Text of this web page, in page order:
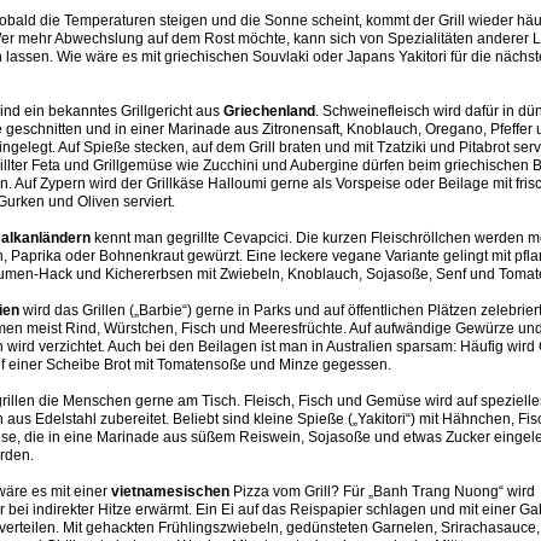
die Temperaturen steigen und die Sonne scheint, kommt der Grill wieder
mehr Abwechslung auf dem Rost möchte, kann sich von Spezialitäten anderer
lassen. Wie wäre es mit griechischen Souvlaki oder Japans Yakitori für die
ein bekanntes Grillgericht aus Griechenland . Schweinefleisch wird dafür in
geschnitten und in einer Marinade aus Zitronensaft, Knoblauch, Oregano, Pfeffer
Auf Spieße stecken, auf dem Grill braten und mit Tzatziki und Pitabrot
Feta und Grillgemüse wie Zucchini und Aubergine dürfen beim griechischen
Auf Zypern wird der Grillkäse Halloumi gerne als Vorspeise oder Beilage mit
und Oliven serviert.
kennt man gegrillte Cevapcici. Die kurzen Fleischröllchen werden
Paprika oder Bohnenkraut gewürzt. Eine leckere vegane Variante gelingt mit
Hack und Kichererbsen mit Zwiebeln, Knoblauch, Sojasoße, Senf und
wird das Grillen („Barbie“) gerne in Parks und auf öffentlichen Plätzen
meist Rind, Würstchen, Fisch und Meeresfrüchte. Auf aufwändige Gewürze
wird verzichtet. Auch bei den Beilagen ist man in Australien sparsam: Häufig wird
einer Scheibe Brot mit Tomatensoße und Minze gegessen.
die Menschen gerne am Tisch. Fleisch, Fisch und Gemüse wird auf
aus Edelstahl zubereitet. Beliebt sind kleine Spieße („Yakitori“) mit Hähnchen,
die in eine Marinade aus süßem Reiswein, Sojasoße und etwas Zucker
es mit einer vietnamesischen Pizza vom Grill? Für „Banh Trang Nuong“ wird
bei indirekter Hitze erwärmt. Ein Ei auf das Reispapier schlagen und mit einer
Mit gehackten Frühlingszwiebeln, gedünsteten Garnelen, Srirachasauce,